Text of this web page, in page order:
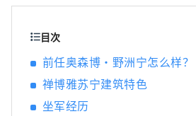
目次
前任奥森博·野洲宁怎么样？
禅博雅苏宁建筑特色
坐军经历